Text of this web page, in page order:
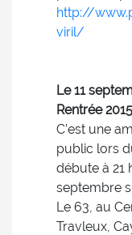
http://
viril/
Le 11
Rentrée 2015
C’est une
public lors
débute à 21
septembre
Le 63, au
Travleux,